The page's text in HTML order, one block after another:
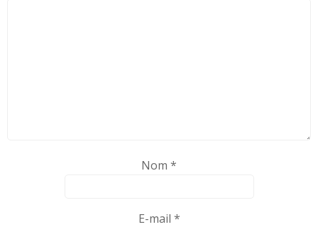
Nom *
E-mail *